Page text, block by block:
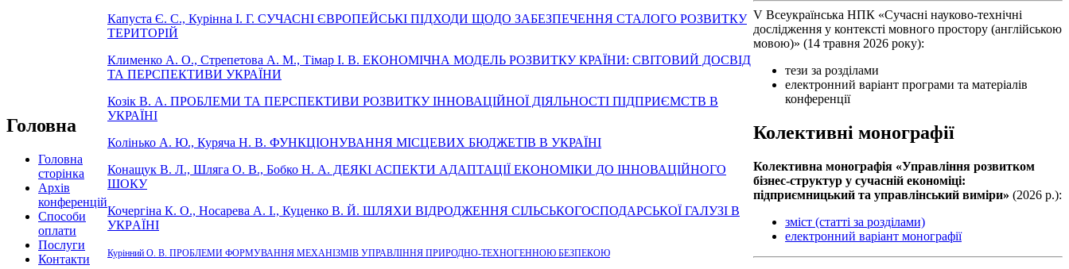
Головна
Головна
сторінка
Архів
конференцій
Способи
оплати
Послуги
Контакти
Капуста Є. С., Курінна І. Г. СУЧАСНІ ЄВРОПЕЙСЬКІ ПІДХОДИ ЩОДО ЗАБЕЗПЕЧЕННЯ СТАЛОГО РОЗВИТКУ
ТЕРИТОРІЙ
Клименко А. О., Стрепетова А. М., Тімар І. В. ЕКОНОМІЧНА МОДЕЛЬ РОЗВИТКУ КРАЇНИ: СВІТОВИЙ ДОСВІД
ТА ПЕРСПЕКТИВИ УКРАЇНИ
Козік В. А. ПРОБЛЕМИ ТА ПЕРСПЕКТИВИ РОЗВИТКУ ІННОВАЦІЙНОЇ ДІЯЛЬНОСТІ ПІДПРИЄМСТВ В
УКРАЇНІ
Колінько А. Ю., Куряча Н. В. ФУНКЦІОНУВАННЯ МІСЦЕВИX БЮДЖЕТІВ В УКРАЇНІ
Конащук В. Л., Шляга О. В., Бобко Н. А. ДЕЯКІ АСПЕКТИ АДАПТАЦІЇ ЕКОНОМІКИ ДО ІННОВАЦІЙНОГО
ШОКУ
Кочеpгіна К. О., Носаpева А. І., Куценко В. Й. ШЛЯХИ ВІДPОДЖЕННЯ СІЛЬСЬКОГОСПОДАPСЬКОЇ ГАЛУЗІ В
УКPАЇНІ
Курінний О. В. ПРОБЛЕМИ ФОРМУВАННЯ МЕХАНІЗМІВ УПРАВЛІННЯ ПРИРОДНО-ТЕХНОГЕННОЮ БЕЗПЕКОЮ
V Всеукраїнська НПК «Сучасні науково-технічні
дослідження у контексті мовного простору (англійською
мовою)» (14 травня 2026 року):
тези за розділами
електронний варіант програми та матеріалів
конференції
Колективні монографії
Колективна монографiя «Управління розвитком
бізнес-структур у сучасній економіці:
підприємницький та управлінський виміри» (2026 р.):
зміст (статті за розділами)
електронний варіант монографії